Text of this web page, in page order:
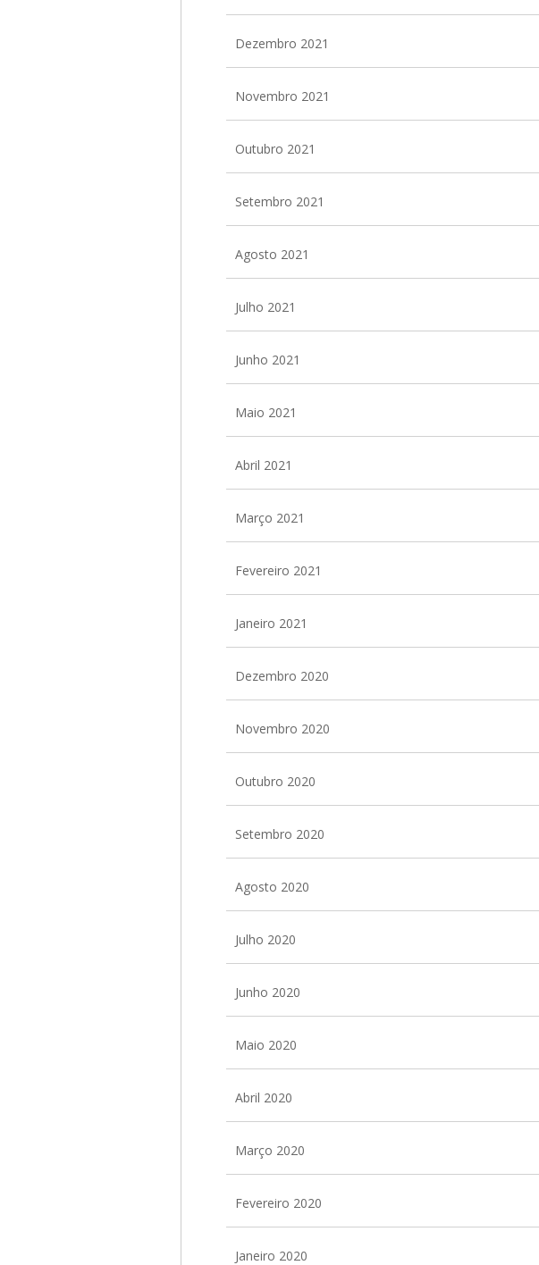
Dezembro 2021
Novembro 2021
Outubro 2021
Setembro 2021
Agosto 2021
Julho 2021
Junho 2021
Maio 2021
Abril 2021
Março 2021
Fevereiro 2021
Janeiro 2021
Dezembro 2020
Novembro 2020
Outubro 2020
Setembro 2020
Agosto 2020
Julho 2020
Junho 2020
Maio 2020
Abril 2020
Março 2020
Fevereiro 2020
Janeiro 2020